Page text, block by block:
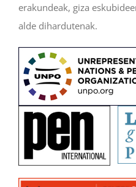
erakundeak, giza
alde dihardutenak.